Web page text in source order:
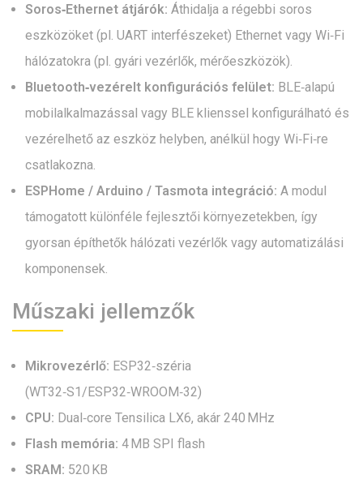
Soros‑Ethernet átjárók: Áthidalja a régebbi soros
eszközöket (pl. UART interfészeket) Ethernet vagy Wi‑Fi
hálózatokra (pl. gyári vezérlők, mérőeszközök).
Bluetooth‑vezérelt konfigurációs felület: BLE‑alapú
mobilalkalmazással vagy BLE klienssel konfigurálható és
vezérelhető az eszköz helyben, anélkül hogy Wi‑Fi‑re
csatlakozna.
ESPHome / Arduino / Tasmota integráció: A modul
támogatott különféle fejlesztői környezetekben, így
gyorsan építhetők hálózati vezérlők vagy automatizálási
komponensek.
Műszaki jellemzők
Mikrovezérlő: ESP32‑széria
(WT32‑S1/ESP32‑WROOM‑32)
CPU: Dual‑core Tensilica LX6, akár 240 MHz
Flash memória: 4 MB SPI flash
SRAM: 520 KB